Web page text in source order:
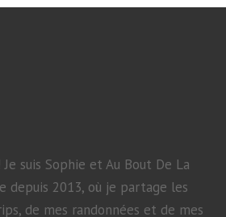
suis Sophie et Au Bout De La
depuis 2013, où je partage les
de mes randonnées et de mes